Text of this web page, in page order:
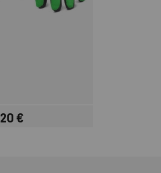
Precio
20 €